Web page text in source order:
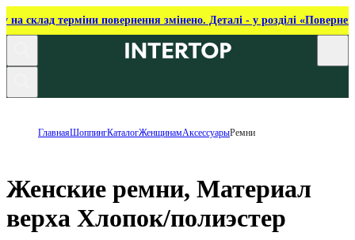
на склад терміни повернення змінено. Деталі - у розділі
ГлавнаяШоппингКаталогЖенщинамАксессуарыРемни
Женские ремни, Материал
верха Хлопок/полиэстер